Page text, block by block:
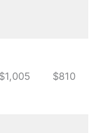
$1,005 $810